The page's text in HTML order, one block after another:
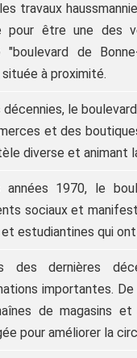
travaux
pour être une des
"boulevard de
située à proximité.
le
et des
diverse et animant
années 1970, le
sociaux et
estudiantines qui
des dernières
importantes.
de magasins
pour améliorer la